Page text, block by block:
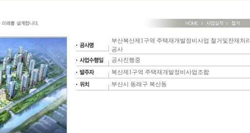
부산복산제1구역 주택재개발정비사업 철거및잔재처리
공사
공사진행중
복산제1구역 주택재개발정비사업조합
부산시 동래구 복산동